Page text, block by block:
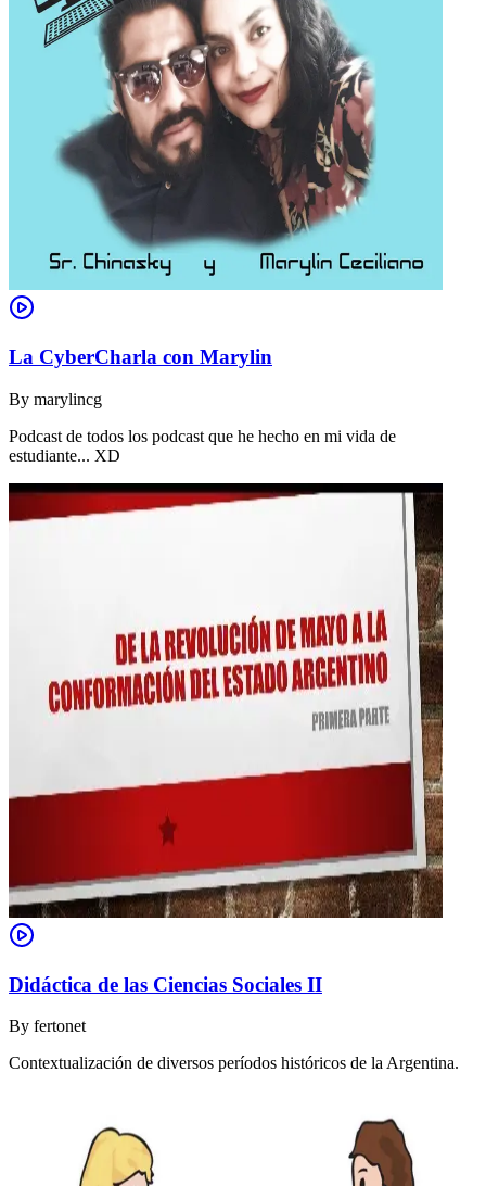
La CyberCharla con Marylin
By marylincg
Podcast de todos los podcast que he hecho en mi vida de
estudiante... XD
Didáctica de las Ciencias Sociales II
By fertonet
Contextualización de diversos períodos históricos de la Argentina.